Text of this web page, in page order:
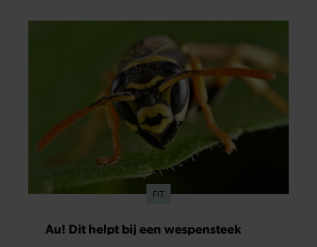
FIT
Au! Dit helpt bij een wespensteek